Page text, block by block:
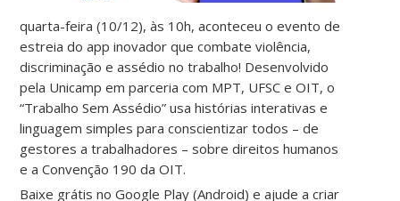
quarta-feira (10/12), às 10h, aconteceu o evento de
estreia do app inovador que combate violência,
discriminação e assédio no trabalho! Desenvolvido
pela Unicamp em parceria com MPT, UFSC e OIT, o
“Trabalho Sem Assédio” usa histórias interativas e
linguagem simples para conscientizar todos – de
gestores a trabalhadores – sobre direitos humanos
e a Convenção 190 da OIT.
Baixe grátis no Google Play (Android) e ajude a criar